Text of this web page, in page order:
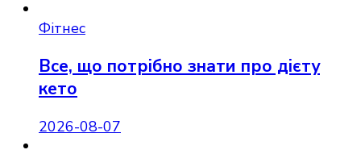
Фітнес
Все, що потрібно знати про дієту
кето
2026-08-07